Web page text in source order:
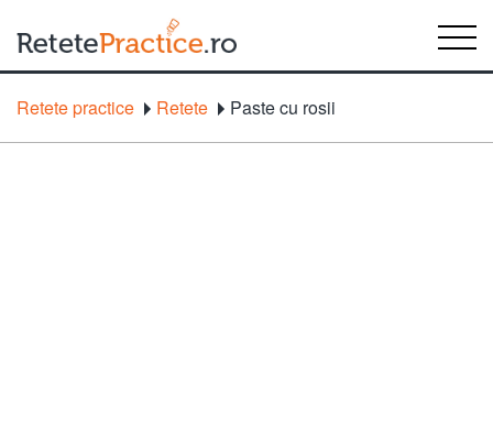
Retete practice Retete Paste cu rosii